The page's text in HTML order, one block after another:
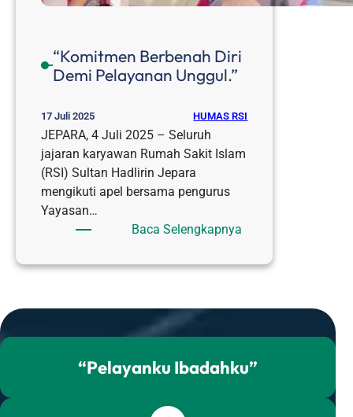
“Komitmen Berbenah Diri
Demi Pelayanan Unggul.”
17 Juli 2025 HUMAS RSI
JEPARA, 4 Juli 2025 – Seluruh
jajaran karyawan Rumah Sakit Islam
(RSI) Sultan Hadlirin Jepara
mengikuti apel bersama pengurus
Yayasan…
Baca Selengkapnya
Berbenah
“Pelayanku Ibadahku”